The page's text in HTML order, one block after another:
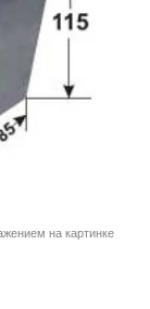
на картинке